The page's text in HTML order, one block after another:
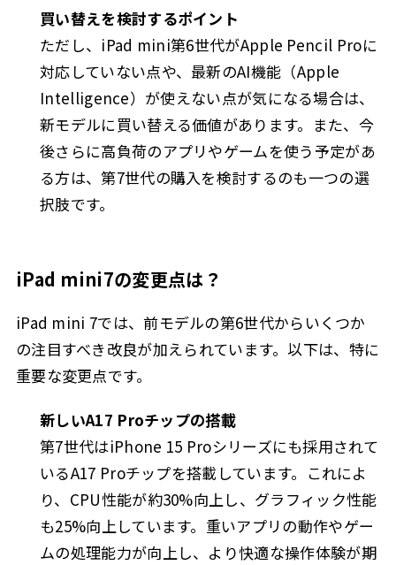
買い替えを検討するポイント
ただし、iPad mini第6世代がApple Pencil Proに
対応していない点や、最新のAI機能（Apple
Intelligence）が使えない点が気になる場合は、
新モデルに買い替える価値があります。また、今
後さらに高負荷のアプリやゲームを使う予定があ
る方は、第7世代の購入を検討するのも一つの選
択肢です。
iPad mini7の変更点は？
iPad mini 7では、前モデルの第6世代からいくつか
の注目すべき改良が加えられています。以下は、特に
重要な変更点です。
新しいA17 Proチップの搭載
第7世代はiPhone 15 Proシリーズにも採用されて
いるA17 Proチップを搭載しています。これによ
り、CPU性能が約30%向上し、グラフィック性能
も25%向上しています。重いアプリの動作やゲー
ムの処理能力が向上し、より快適な操作体験が期